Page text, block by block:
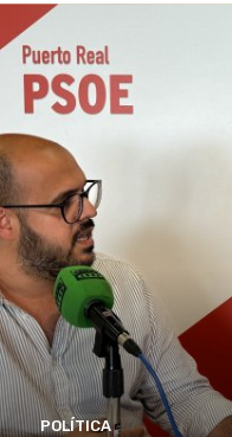
POLÍTICA